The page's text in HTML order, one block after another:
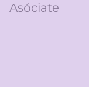
Asóciate